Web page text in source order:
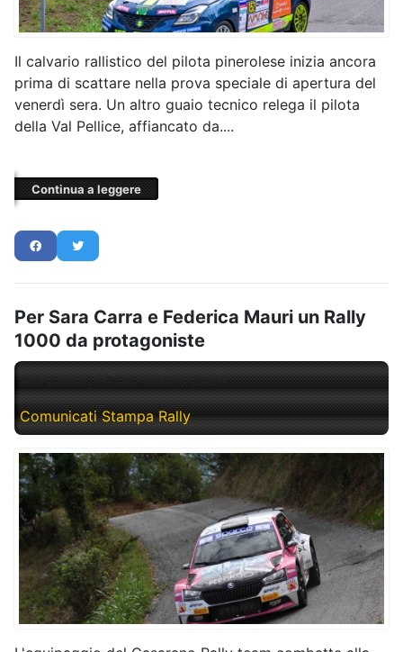
Il calvario rallistico del pilota pinerolese inizia ancora
prima di scattare nella prova speciale di apertura del
venerdì sera. Un altro guaio tecnico relega il pilota
della Val Pellice, affiancato da....
Continua a leggere
Per Sara Carra e Federica Mauri un Rally
1000 da protagoniste
Mercoledì, 18 Settembre 2024
Comunicati Stampa Rally